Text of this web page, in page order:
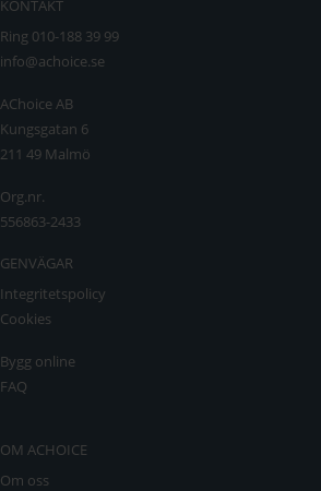
KONTAKT
Ring 010-188 39 99
info@achoice.se
AChoice AB
Kungsgatan 6
211 49 Malmö
Org.nr.
556863-2433
GENVÄGAR
Integritetspolicy
Cookies
Bygg online
FAQ
OM ACHOICE
Om oss